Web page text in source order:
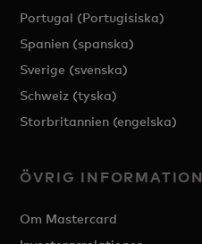
Portugal (Portugisiska)
Spanien (spanska)
Sverige (svenska)
Schweiz (tyska)
Storbritannien (engelska)
ÖVRIG INFORMATION
Om Mastercard